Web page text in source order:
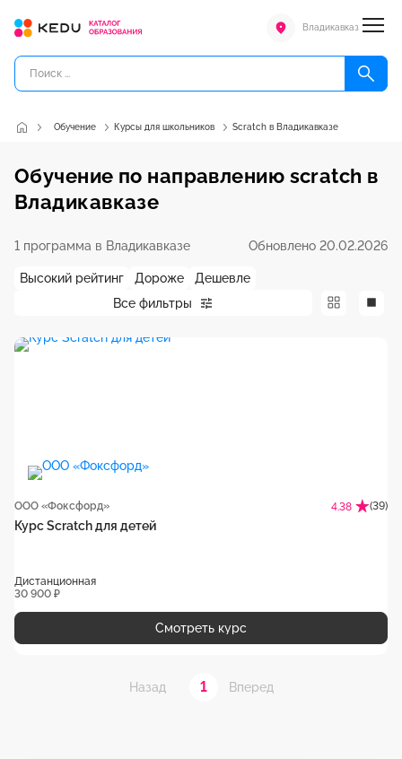
Владикавказ
Обучение Курсы для школьников Scratch в Владикавказе
Обучение по направлению scratch в
Владикавказе
1 программа в Владикавказе Обновлено 20.02.2026
Все фильтры
Высокий рейтинг Дороже Дешевле
ООО «Фоксфорд» 4.38 (39)
Курс Scratch для детей
Дистанционная
30 900 ₽
Смотреть курс
Назад 1 Вперед